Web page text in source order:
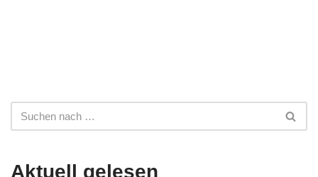
Aktuell gelesen